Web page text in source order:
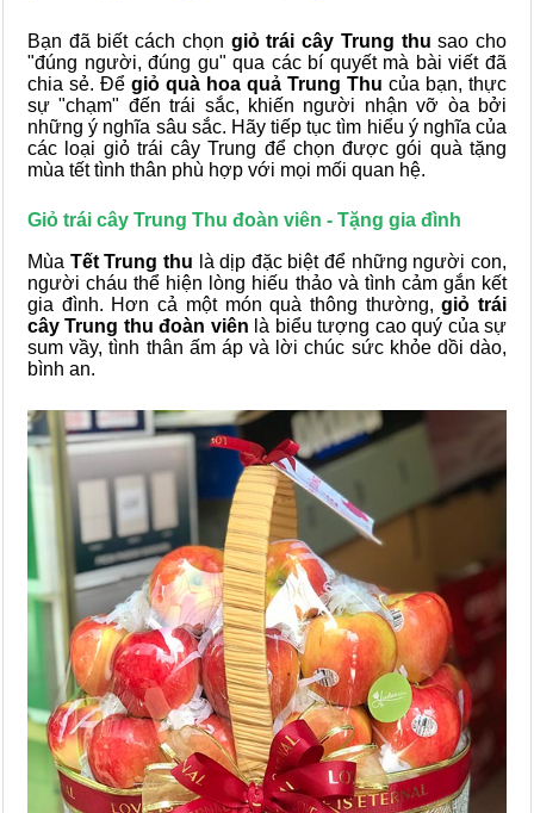
Bạn đã biết cách chọn giỏ trái cây Trung thu sao cho
"đúng người, đúng gu" qua các bí quyết mà bài viết đã
chia sẻ. Để giỏ quà hoa quả Trung Thu của bạn, thực
sự "chạm" đến trái sắc, khiến người nhận vỡ òa bởi
những ý nghĩa sâu sắc. Hãy tiếp tục tìm hiểu ý nghĩa của
các loại giỏ trái cây Trung để chọn được gói quà tặng
mùa tết tình thân phù hợp với mọi mối quan hệ.
Giỏ trái cây Trung Thu đoàn viên - Tặng gia đình
Mùa Tết Trung thu là dịp đặc biệt để những người con,
người cháu thể hiện lòng hiếu thảo và tình cảm gắn kết
gia đình. Hơn cả một món quà thông thường,giỏ trái
cây Trung thu đoàn viên là biểu tượng cao quý của sự
sum vầy, tình thân ấm áp và lời chúc sức khỏe dồi dào,
bình an.